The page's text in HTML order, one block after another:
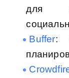
для
Buffer: